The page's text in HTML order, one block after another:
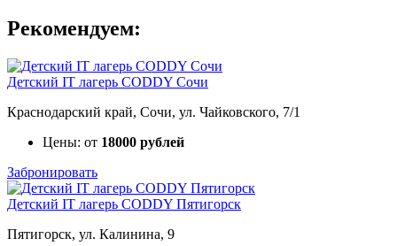
Рекомендуем:
Детский IT лагерь CODDY Сочи
Краснодарский край, Сочи, ул. Чайковского, 7/1
Цены: от 18000 рублей
Забронировать
Детский IT лагерь CODDY Пятигорск
Пятигорск, ул. Калинина, 9